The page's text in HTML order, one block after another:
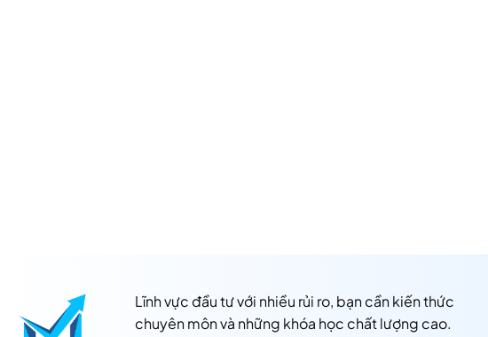
Lĩnh vực đầu tư với nhiều rủi ro, bạn cần kiến thức
chuyên môn và những khóa học chất lượng cao.